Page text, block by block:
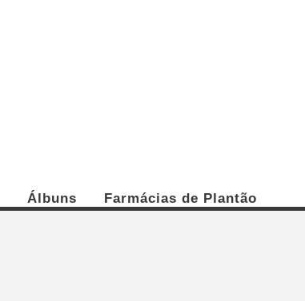
Álbuns Farmácias de Plantão